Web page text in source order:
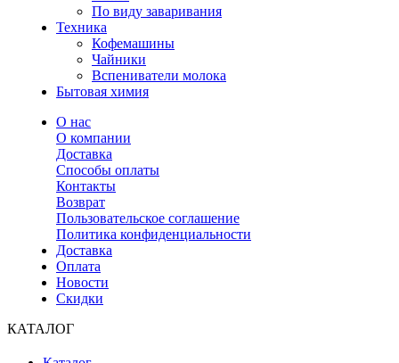
По виду заваривания
Техника
Кофемашины
Чайники
Вспениватели молока
Бытовая химия
О нас
О компании
Доставка
Способы оплаты
Контакты
Возврат
Пользовательское соглашение
Политика конфиденциальности
Доставка
Оплата
Новости
Скидки
КАТАЛОГ